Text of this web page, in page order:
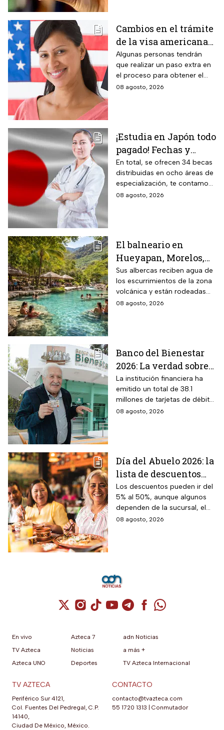
común.
Cambios en el trámite
de la visa americana
2026 y para quiénes
aplica
Algunas personas tendrán
que realizar un paso extra en
el proceso para obtener el
documento que permite
08 agosto, 2026
¡Estudia en Japón todo
pagado! Fechas y
requisitos de la
convocatoria para
becas de estancias en
2026
En total, se ofrecen 34 becas
distribuidas en ocho áreas de
especialización, te contamos
todos los detalles.
08 agosto, 2026
El balneario en
Hueyapan, Morelos,
que combina albercas
cristalinas con la
naturaleza del volcán
Popocatépetl y cuesta
Sus albercas reciben agua de
los escurrimientos de la zona
volcánica y están rodeadas
de vegetación, áreas verdes y
08 agosto, 2026
Banco del Bienestar
2026: La verdad sobre
entrar a Buró de
Crédito por tenerla
La institución financiera ha
emitido un total de 38.1
millones de tarjetas de débito
para la dispersión de los
08 agosto, 2026
Día del Abuelo 2026: la
lista de descuentos
con tu credencial
INAPAM en
restaurantes,
transporte y tiendas
Los descuentos pueden ir del
5% al 50%, aunque algunos
dependen de la sucursal, el
servicio y los lugares
08 agosto, 2026
Cuenta de X / Twitter (se abre en una
Cuenta de Instagram (se abre en una
Cuenta de TikTok (se abre en
Cuenta de YouTube (se abre
Cuenta de Telegram (se
Cuenta de
Cuenta de
En vivo
TV Azteca
Azteca UNO
Azteca 7
Noticias
Deportes
adn Noticias
a más +
TV Azteca Internacional
TV AZTECA
Periférico Sur 4121,
Col. Fuentes Del Pedregal, C.P.
14140,
Ciudad De México, México.
CONTACTO
contacto@tvazteca.com
55 1720 1313
Conmutador